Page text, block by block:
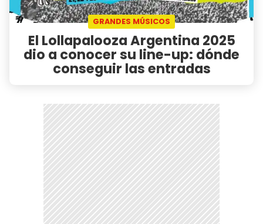
GRANDES MÚSICOS
El Lollapalooza Argentina 2025
dio a conocer su line-up: dónde
conseguir las entradas